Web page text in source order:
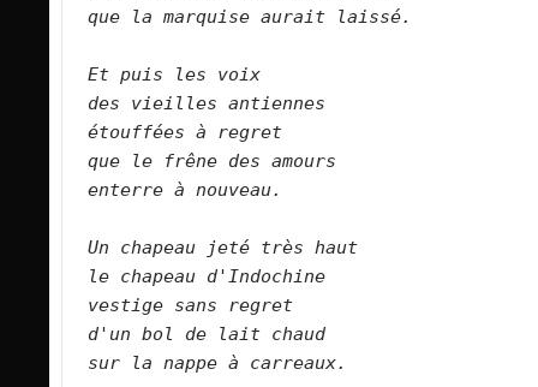
que la marquise aurait laissé.
Et puis les voix
des vieilles antiennes
étouffées à regret
que le frêne des amours
enterre à nouveau.
Un chapeau jeté très haut
le chapeau d'Indochine
vestige sans regret
d'un bol de lait chaud
sur la nappe à carreaux.